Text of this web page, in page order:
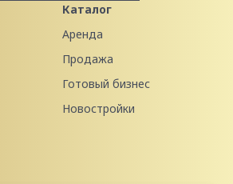
Каталог
Аренда
Продажа
Готовый бизнес
Новостройки